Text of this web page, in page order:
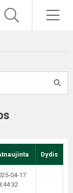
Dydis
04-17